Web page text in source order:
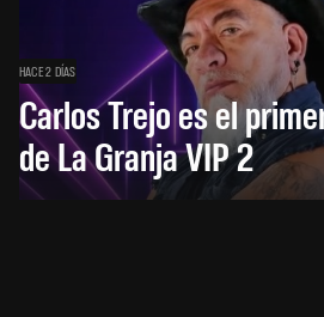
HACE 2 DÍAS
Carlos Trejo es el
de La Granja VIP 2